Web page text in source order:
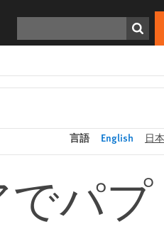
Print
言語 English 日
パプ